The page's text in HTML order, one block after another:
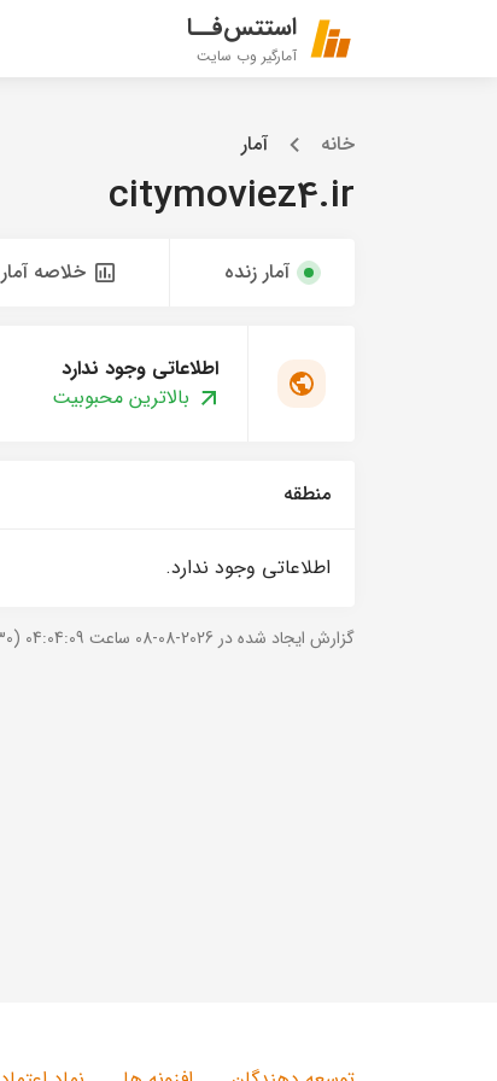
استتس‌فــا
آمارگیر وب سایت
خانه آمار
citymoviez4.ir
آمار زنده خلاصه آمار
اطلاعاتی وجود ندارد
بالاترین محبوبیت
منطقه
اطلاعاتی وجود ندارد.
گزارش ایجاد شده در 2026-08-08 ساعت 04:04:09 (UTC +03:30).